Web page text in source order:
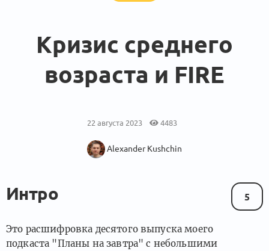
Кризис среднего
возраста и FIRE
22 августа 2023 4483
Alexander Kushchin
5
Интро
Это расшифровка десятого выпуска моего
подкаста "Планы на завтра" с небольшими